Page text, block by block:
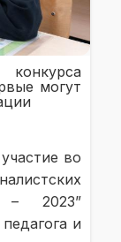
конкурса
могут
во
– 2023”
и